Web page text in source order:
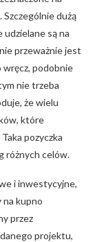
dużą
są na
przeważnie jest
wręcz, podobnie
nie trzeba
że wielu
które
pozyczka
różnych celów.
i inwestycyjne,
na kupno
przez
projektu,